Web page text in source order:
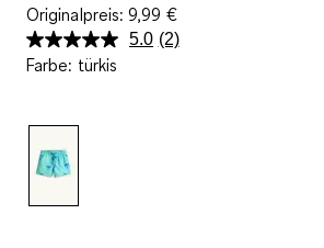
Originalpreis:9,99 €
5.0 2
(2)
Farbe: türkis